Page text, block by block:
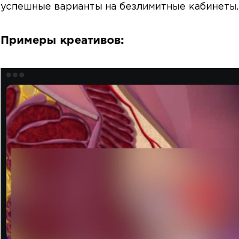
успешные варианты на безлимитные
Примеры креативов: